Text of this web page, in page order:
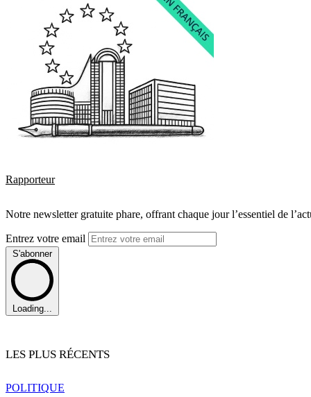
Rapporteur
Notre newsletter gratuite phare, offrant chaque jour l’essentiel de
Entrez votre email
S'abonner
Loading...
LES PLUS RÉCENTS
POLITIQUE